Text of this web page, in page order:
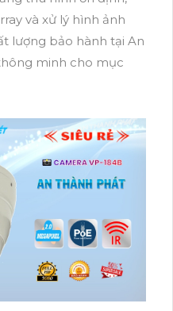
và xử lý hình ảnh
lượng bảo hành tại An
minh cho mục